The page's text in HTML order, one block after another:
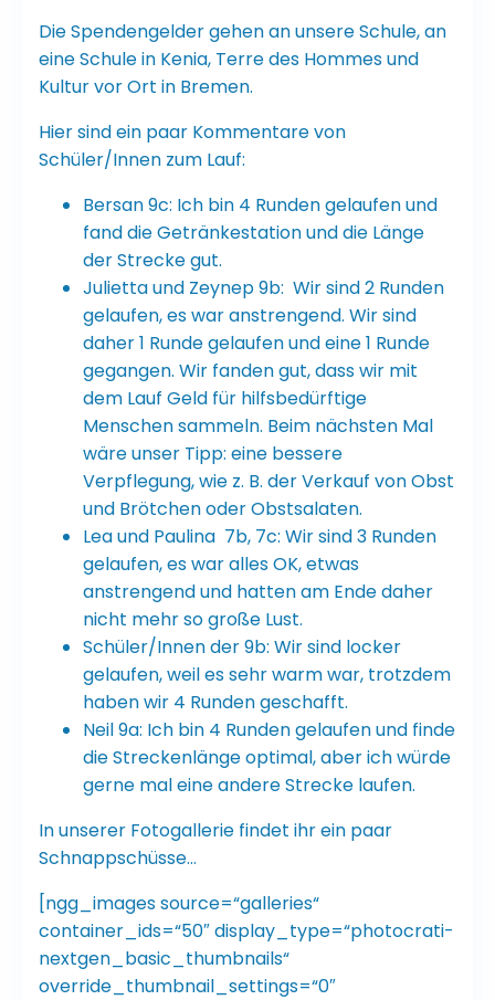
Die Spendengelder gehen an unsere Schule, an
eine Schule in Kenia, Terre des Hommes und
Kultur vor Ort in Bremen.
Hier sind ein paar Kommentare von
Schüler/Innen zum Lauf:
Bersan 9c: Ich bin 4 Runden gelaufen und
fand die Getränkestation und die Länge
der Strecke gut.
Julietta und Zeynep 9b: Wir sind 2 Runden
gelaufen, es war anstrengend. Wir sind
daher 1 Runde gelaufen und eine 1 Runde
gegangen. Wir fanden gut, dass wir mit
dem Lauf Geld für hilfsbedürftige
Menschen sammeln. Beim nächsten Mal
wäre unser Tipp: eine bessere
Verpflegung, wie z. B. der Verkauf von Obst
und Brötchen oder Obstsalaten.
Lea und Paulina 7b, 7c: Wir sind 3 Runden
gelaufen, es war alles OK, etwas
anstrengend und hatten am Ende daher
nicht mehr so große Lust.
Schüler/Innen der 9b: Wir sind locker
gelaufen, weil es sehr warm war, trotzdem
haben wir 4 Runden geschafft.
Neil 9a: Ich bin 4 Runden gelaufen und finde
die Streckenlänge optimal, aber ich würde
gerne mal eine andere Strecke laufen.
In unserer Fotogallerie findet ihr ein paar
Schnappschüsse…
[ngg_images source=“galleries“
container_ids=“50″ display_type=“photocrati-
nextgen_basic_thumbnails“
override_thumbnail_settings=“0″